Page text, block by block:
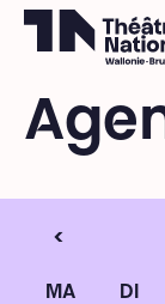
<
MA DI